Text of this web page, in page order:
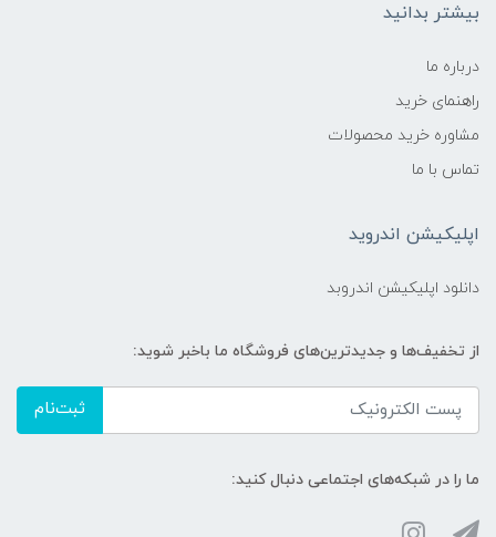
پاکت درب‌دار با چسب رطوبت‌گیر
نوزاد
ابعاد دستمال:
حدود 15×20 سانتی‌متر
بیشتر بدانید
درباره ما
راهنمای خرید
مشاوره خرید محصولات
تماس با ما
اپلیکیشن اندروید
دانلود اپلیکیشن اندروبد
از تخفیف‌ها و جدیدترین‌های فروشگاه ما باخبر شوید:
ثبت‌نام
ما را در شبکه‌های اجتماعی دنبال کنید: